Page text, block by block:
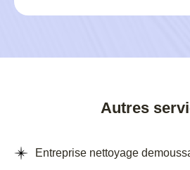
Autres
Entreprise nettoyage